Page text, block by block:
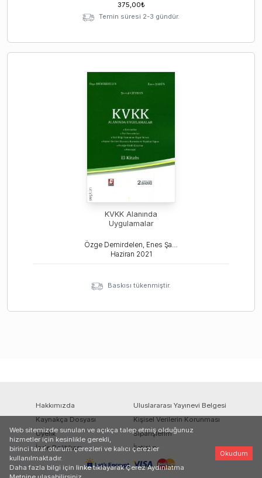
375,00₺
Temin süresi 2-3 gündür.
KVKK Alanında
Uygulamalar
Özge Demirdelen, Enes Şahin, Şevval Ceyhan
Haziran 2021
Baskısı tükenmiştir.
Hakkımızda
Uluslararası Yayınevi Belgesi
Kaynakça Dosyası
Kişisel Verilerin Korunması
Üyelik
Siparişlerim
İade Politikası
İletişim
Web sitemizde sunulan ve açıkça talep etmiş olduğunuz
hizmetler için kesinlikle gerekli,
birinci taraf oturum çerezleri ve kalıcı çerezler
kullanılmaktadır.
Daha fazla bilgi için linke tıklayarak Çerez Aydınlatma
Okudum